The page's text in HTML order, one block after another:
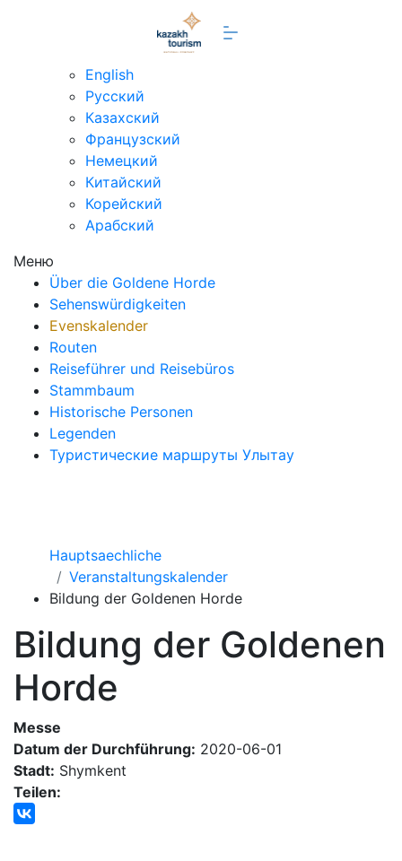
English
Русский
Казахский
Французский
Немецкий
Китайский
Корейский
Арабский
Меню
Über die Goldene Horde
Sehenswürdigkeiten
Evenskalender
Routen
Reiseführer und Reisebüros
Stammbaum
Historische Personen
Legenden
Туристические маршруты Улытау
Hauptsaechliche
Veranstaltungskalender
Bildung der Goldenen Horde
Bildung der Goldenen
Horde
Messe
Datum der Durchführung: 2020-06-01
Stadt: Shymkent
Teilen: